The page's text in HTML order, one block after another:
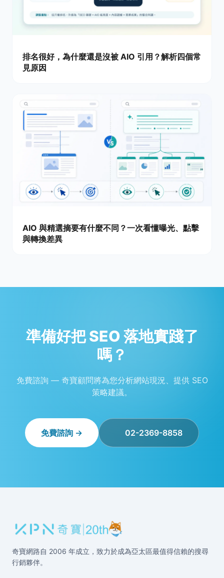
排名很好，為什麼還是沒被 AIO 引用？解析四個常
見原因
AIO 與精選摘要有什麼不同？一次看懂曝光、點擊
與轉換差異
準備好把 SEO 落地實踐了
嗎？
免費諮詢 — 奇寶顧問將為您分析網站現況、提供 SEO
策略建議。
免費諮詢 → 02-2369-8858
奇寶網路自 2006 年成立，致力於成為亞太區最值得信賴的搜尋
行銷夥伴。